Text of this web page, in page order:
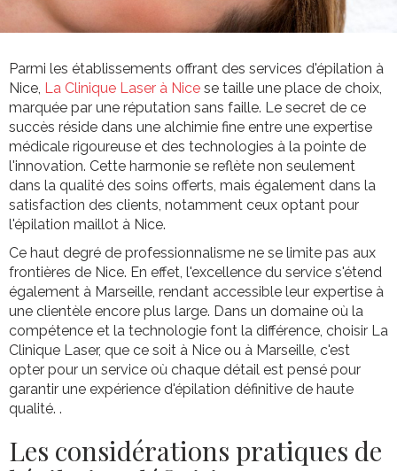
Parmi les établissements offrant des services d'épilation à
Nice, La Clinique Laser à Nice se taille une place de choix,
marquée par une réputation sans faille. Le secret de ce
succès réside dans une alchimie fine entre une expertise
médicale rigoureuse et des technologies à la pointe de
l'innovation. Cette harmonie se reflète non seulement
dans la qualité des soins offerts, mais également dans la
satisfaction des clients, notamment ceux optant pour
l'épilation maillot à Nice.
Ce haut degré de professionnalisme ne se limite pas aux
frontières de Nice. En effet, l'excellence du service s'étend
également à Marseille, rendant accessible leur expertise à
une clientèle encore plus large. Dans un domaine où la
compétence et la technologie font la différence, choisir La
Clinique Laser, que ce soit à Nice ou à Marseille, c'est
opter pour un service où chaque détail est pensé pour
garantir une expérience d'épilation définitive de haute
qualité. .
Les considérations pratiques de